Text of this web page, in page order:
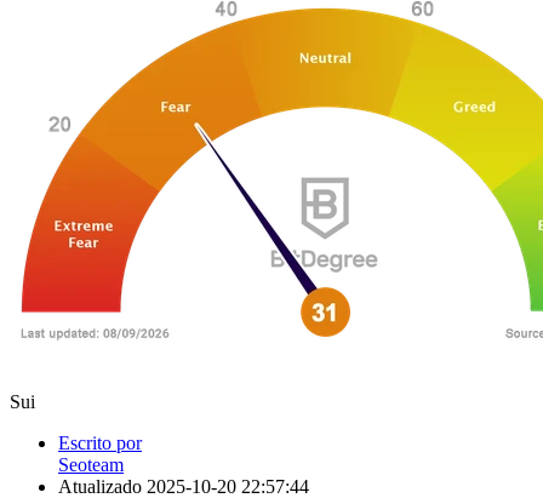
Sui
Escrito por
Seoteam
Atualizado 2025-10-20 22:57:44